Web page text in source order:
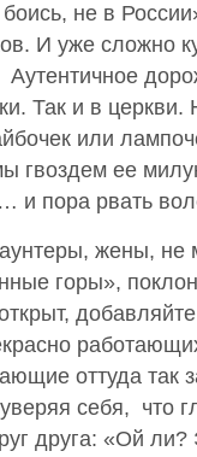
не в
И уже сложно
Так и в
или
гвоздем ее
и пора рвать
жены, не
горы»,
оттуда так
себя, что
друга: «Ой ли?